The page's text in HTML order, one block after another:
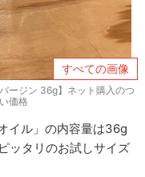
すべての画像
ージン 36g】ネット購入のつ
価格
イル」の内容量は36g
ッタリのお試しサイズ